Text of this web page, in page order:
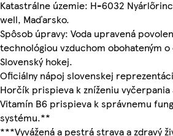
Katastrálne územie: H-6032
well, Maďarsko.
Spôsob úpravy: Voda upravená
technológiou vzduchom obohateným o
Slovenský hokej.
Oficiálny nápoj slovenskej
Horčík prispieva k zníženiu vyčerpania
Vitamín B6 prispieva k správnemu
systému.**
***Vyvážená a pestrá strava a zdravý